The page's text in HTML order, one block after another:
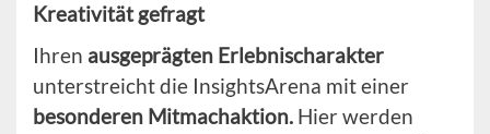
Kreativität gefragt
Ihren ausgeprägten Erlebnischarakter
unterstreicht die InsightsArena mit einer
besonderen Mitmachaktion. Hier werden